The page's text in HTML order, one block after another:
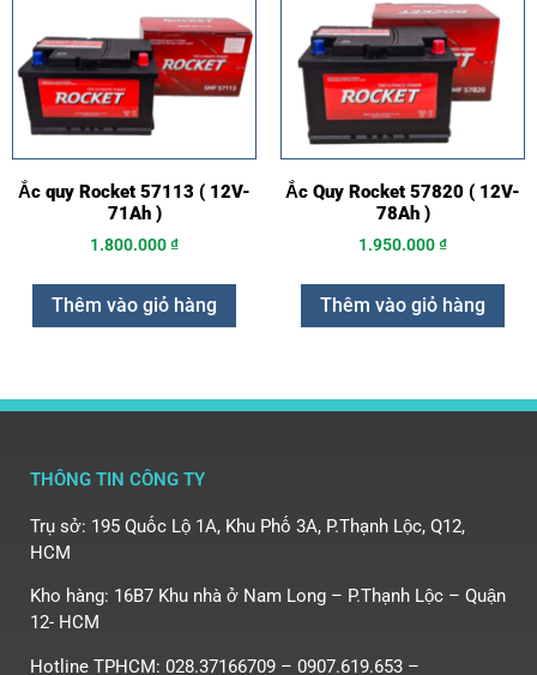
Ắc quy Rocket 57113 ( 12V-
71Ah )
1.800.000₫
Thêm vào giỏ hàng
Ắc Quy Rocket 57820 ( 12V-
78Ah )
1.950.000₫
Thêm vào giỏ hàng
THÔNG TIN CÔNG TY
Trụ sở: 195 Quốc Lộ 1A, Khu Phố 3A, P.Thạnh Lộc, Q12,
HCM
Kho hàng: 16B7 Khu nhà ở Nam Long – P.Thạnh Lộc – Quận
12- HCM
Hotline TPHCM: 028.37166709 – 0907.619.653 –